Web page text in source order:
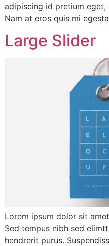
adipiscing id pretium
Nam at eros quis mi
Large Slider
Lorem ipsum dolor sit
Sed tempus nibh sed
hendrerit purus.